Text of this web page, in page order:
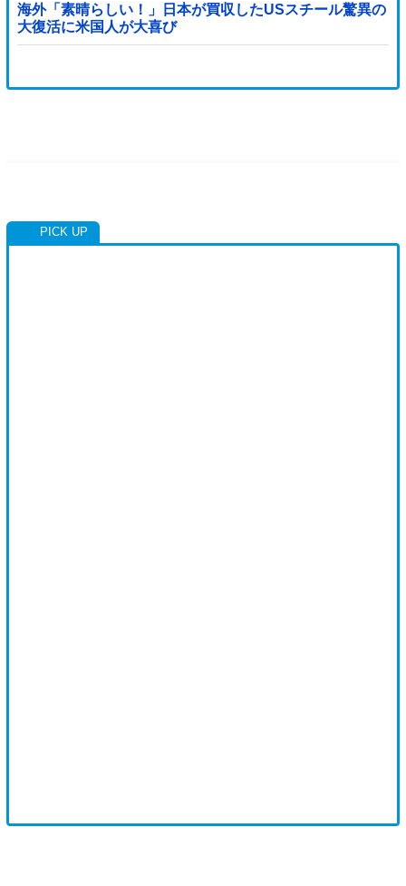
海外「素晴らしい！」日本が買収したUSスチール驚異の
大復活に米国人が大喜び